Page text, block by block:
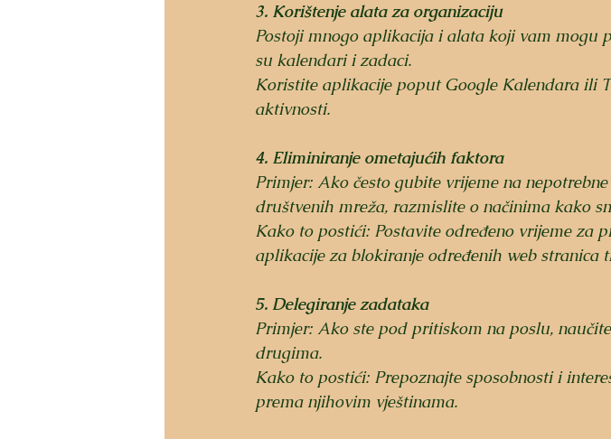
3. Korištenje alata za organizaciju
Postoji mnogo aplikacija i alata koji vam mogu
su kalendari i zadaci.
Koristite aplikacije poput Google Kalendara ili
aktivnosti.
4. Eliminiranje ometajućih faktora
Primjer: Ako često gubite vrijeme na
društvenih mreža, razmislite o načinima kako
Kako to postići: Postavite određeno vrijeme za
aplikacije za blokiranje određenih web stranica
5. Delegiranje zadataka
Primjer: Ako ste pod pritiskom na poslu,
drugima.
Kako to postići: Prepoznajte sposobnosti i
prema njihovim vještinama.